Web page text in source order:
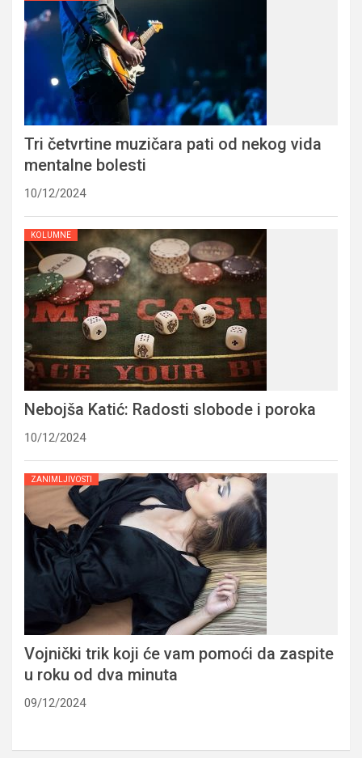
Tri četvrtine muzičara pati od nekog vida
mentalne bolesti
10/12/2024
KOLUMNE
Nebojša Katić: Radosti slobode i poroka
10/12/2024
ZANIMLJIVOSTI
Vojnički trik koji će vam pomoći da zaspite
u roku od dva minuta
09/12/2024